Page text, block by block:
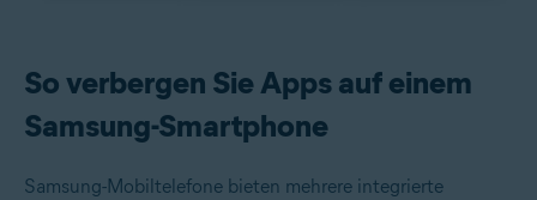
So verbergen Sie Apps auf einem
Samsung-Smartphone
Samsung-Mobiltelefone bieten mehrere integrierte